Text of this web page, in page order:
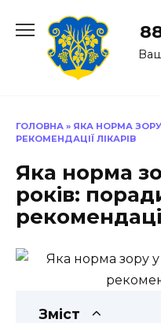
до
ГОЛОВНА » ЯКА НОРМА ЗОРУ
РЕКОМЕНДАЦІЇ ЛІКАРІВ
Яка норма
років:
Зміст